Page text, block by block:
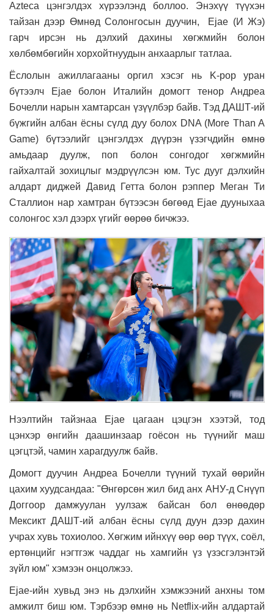
Azteca цэнгэлдэх хүрээлэнд боллоо. Энэхүү түүхэн
тайзан дээр Өмнөд Солонгосын дуучин, Ejae (И Жэ)
гарч ирсэн нь дэлхий дахины хөгжмийн болон
хөлбөмбөгийн хорхойтнуудын анхаарлыг татлаа.
Ёслолын ажиллагааны оргил хэсэг нь K-pop уран
бүтээлч Ejae болон Италийн домогт тенор Андреа
Бочелли нарын хамтарсан үзүүлбэр байв. Тэд ДАШТ-ий
бүжгийн албан ёсны сүлд дуу болох DNA (More Than A
Game) бүтээлийг цэнгэлдэх дүүрэн үзэгчдийн өмнө
амьдаар дуулж, поп болон сонгодог хөгжмийн
гайхалтай зохицлыг мэдрүүлсэн юм. Тус дууг дэлхийн
алдарт диджей Давид Гетта болон рэппер Меган Ти
Сталлион нар хамтран бүтээсэн бөгөөд Ejae дууныхаа
солонгос хэл дээрх үгийг өөрөө бичжээ.
Нээлтийн тайзнаа Ejae цагаан цэцгэн хээтэй, тод
цэнхэр өнгийн даашинзаар гоёсон нь түүнийг маш
цэгцтэй, чамин харагдуулж байв.
Домогт дуучин Андреа Бочелли түүний тухай өөрийн
цахим хуудсандаа: "Өнгөрсөн жил бид анх АНУ-д Снүүп
Доггоор дамжуулан уулзаж байсан бол өнөөдөр
Мексикт ДАШТ-ий албан ёсны сүлд дуун дээр дахин
учрах хувь тохиолоо. Хөгжим ийнхүү өөр өөр түүх, соёл,
ертөнцийг нэгтгэж чаддаг нь хамгийн үз үзэсгэлэнтэй
зүйл юм" хэмээн онцолжээ.
Ejae-ийн хувьд энэ нь дэлхийн хэмжээний анхны том
амжилт биш юм. Тэрбээр өмнө нь Netflix-ийн алдартай